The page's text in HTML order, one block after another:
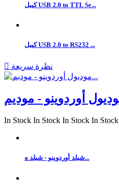
كيبل USB 2.0 to TTL Se...
كيبل USB 2.0 to RS232 ...
 نظرة سريعة
In Stock In Stock In Stock In Stock
شيلد أوردوينو - شيلد ه...